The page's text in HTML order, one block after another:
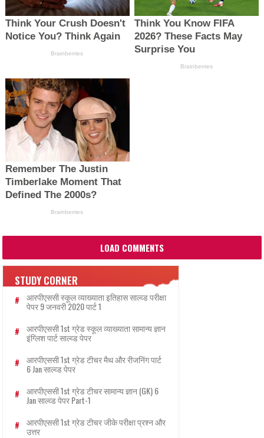
LOAD COMMENTS
STUDY CORNER
आरपीएससी स्कूल व्याख्याता इतिहास साल्व्ड परीक्षा
पेपर 9 जनवरी 2020 पार्ट 1
आरपीएससी 1st ग्रेड स्कूल व्याख्याता सामान्य ज्ञान
इंग्लिश पार्ट साल्व्ड पेपर
आरपीएससी 1st ग्रेड टीचर मैथ और रीजनिंग पार्ट
6 Jan साल्व्ड पेपर
आरपीएससी 1st ग्रेड टीचर सामान्य ज्ञान (GK) 6
Jan साल्व्ड पेपर Part-1
आरपीएससी 1st ग्रेड टीचर जीके परीक्षा प्रश्न और
उत्तर